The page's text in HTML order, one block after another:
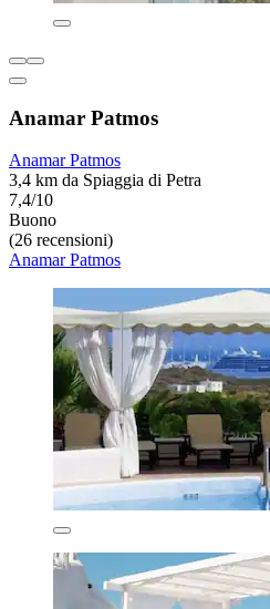
Anamar Patmos
Anamar Patmos
3,4 km da Spiaggia di Petra
7,4/10
Buono
(26 recensioni)
Anamar Patmos